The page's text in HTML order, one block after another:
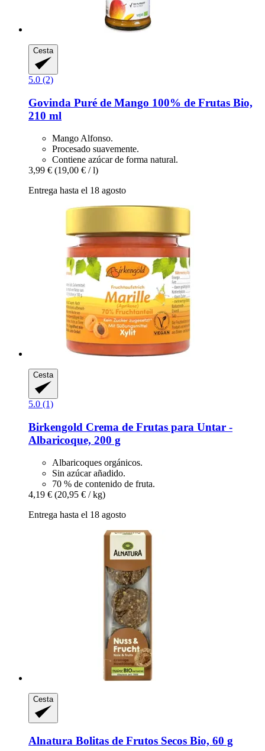
Cesta
5.0 (2)
Govinda Puré de Mango 100% de Frutas Bio,
210 ml
Mango Alfonso.
Procesado suavemente.
Contiene azúcar de forma natural.
3,99 € (19,00 € / l)
Entrega hasta el 18 agosto
Cesta
5.0 (1)
Birkengold Crema de Frutas para Untar -​
Albaricoque, 200 g
Albaricoques orgánicos.
Sin azúcar añadido.
70 % de contenido de fruta.
4,19 € (20,95 € / kg)
Entrega hasta el 18 agosto
Cesta
Alnatura Bolitas de Frutos Secos Bio, 60 g